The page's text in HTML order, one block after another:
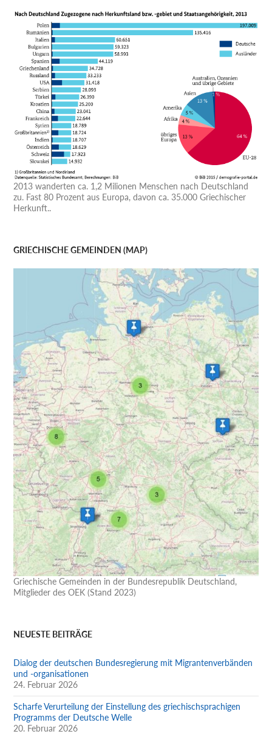
2013 wanderten ca. 1,2 Milionen Menschen nach Deutschland
zu. Fast 80 Prozent aus Europa, davon ca. 35.000 Griechischer
Herkunft..
GRIECHISCHE GEMEINDEN (MAP)
Griechische Gemeinden in der Bundesrepublik Deutschland,
Mitglieder des OEK (Stand 2023)
NEUESTE BEITRÄGE
Dialog der deutschen Bundesregierung mit Migrantenverbänden
und -organisationen
24. Februar 2026
Scharfe Verurteilung der Einstellung des griechischsprachigen
Programms der Deutsche Welle
20. Februar 2026